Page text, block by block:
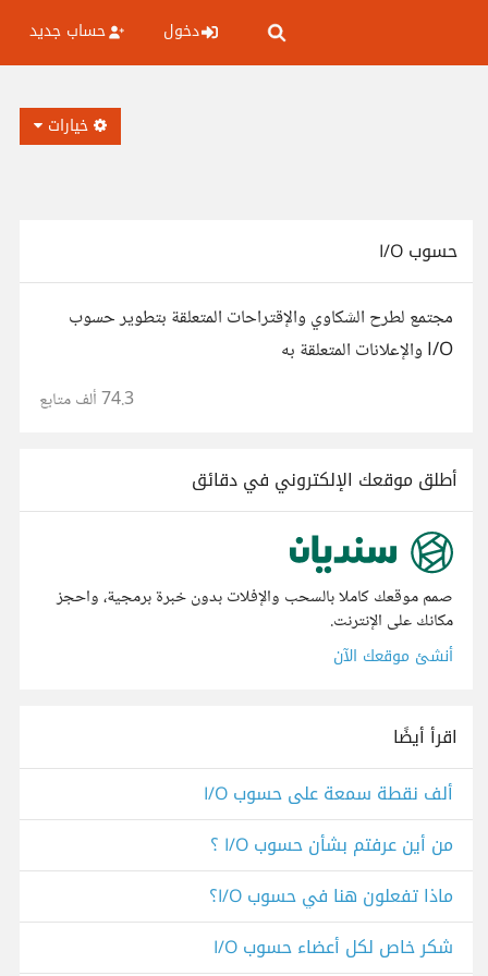
دخول حساب جديد
خيارات
حسوب I/O
مجتمع لطرح الشكاوي والإقتراحات المتعلقة بتطوير حسوب
I/O والإعلانات المتعلقة به
74.3 ألف متابع
أطلق موقعك الإلكتروني في دقائق
صمم موقعك كاملا بالسحب والإفلات بدون خبرة برمجية، واحجز
مكانك على الإنترنت.
أنشئ موقعك الآن
اقرأ أيضًا
ألف نقطة سمعة على حسوب I/O
من أين عرفتم بشأن حسوب I/O ؟
ماذا تفعلون هنا في حسوب I/O؟
شكر خاص لكل أعضاء حسوب I/O